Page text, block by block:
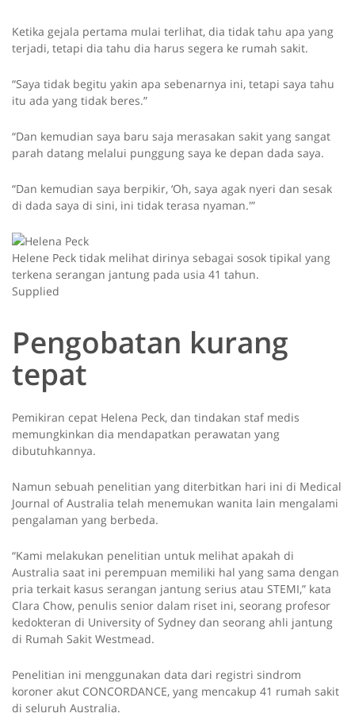
Ketika gejala pertama mulai terlihat, dia tidak tahu apa yang
terjadi, tetapi dia tahu dia harus segera ke rumah sakit.
“Saya tidak begitu yakin apa sebenarnya ini, tetapi saya tahu
itu ada yang tidak beres.”
“Dan kemudian saya baru saja merasakan sakit yang sangat
parah datang melalui punggung saya ke depan dada saya.
“Dan kemudian saya berpikir, ‘Oh, saya agak nyeri dan sesak
di dada saya di sini, ini tidak terasa nyaman.'”
Helene Peck tidak melihat dirinya sebagai sosok tipikal yang
terkena serangan jantung pada usia 41 tahun.
Supplied
Pengobatan kurang
tepat
Pemikiran cepat Helena Peck, dan tindakan staf medis
memungkinkan dia mendapatkan perawatan yang
dibutuhkannya.
Namun sebuah penelitian yang diterbitkan hari ini di Medical
Journal of Australia telah menemukan wanita lain mengalami
pengalaman yang berbeda.
“Kami melakukan penelitian untuk melihat apakah di
Australia saat ini perempuan memiliki hal yang sama dengan
pria terkait kasus serangan jantung serius atau STEMI,” kata
Clara Chow, penulis senior dalam riset ini, seorang profesor
kedokteran di University of Sydney dan seorang ahli jantung
di Rumah Sakit Westmead.
Penelitian ini menggunakan data dari registri sindrom
koroner akut CONCORDANCE, yang mencakup 41 rumah sakit
di seluruh Australia.